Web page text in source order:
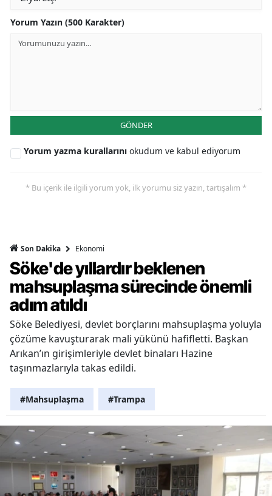
Yorum Yazın (500 Karakter)
GÖNDER
Yorum yazma kurallarını okudum ve kabul ediyorum
* Bu içerik ile ilgili yorum yok, ilk yorumu siz yazın, tartışalım *
Son Dakika Ekonomi
Söke'de yıllardır beklenen
mahsuplaşma sürecinde önemli
adım atıldı
Söke Belediyesi, devlet borçlarını mahsuplaşma yoluyla
çözüme kavuşturarak mali yükünü hafifletti. Başkan
Arıkan’ın girişimleriyle devlet binaları Hazine
taşınmazlarıyla takas edildi.
#Mahsuplaşma #Trampa